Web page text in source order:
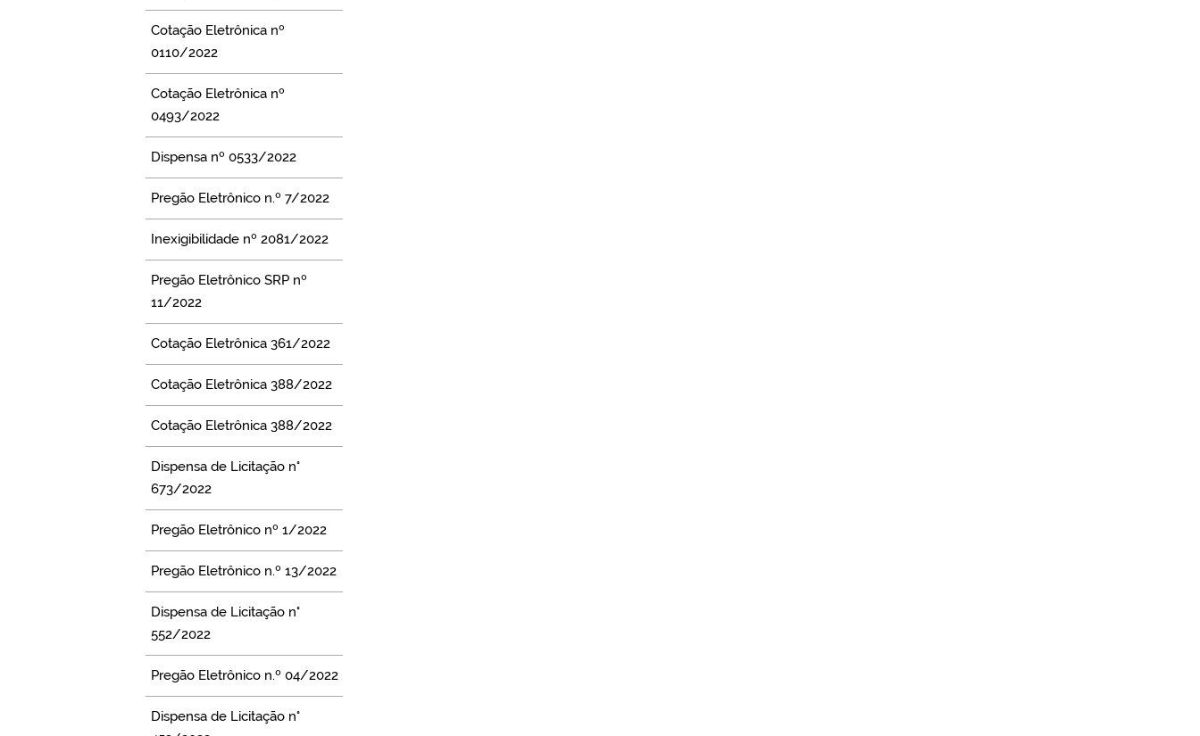
Cotação Eletrônica nº
0110/2022
Cotação Eletrônica nº
0493/2022
Dispensa nº 0533/2022
Pregão Eletrônico n.º 7/2022
Inexigibilidade nº 2081/2022
Pregão Eletrônico SRP nº
11/2022
Cotação Eletrônica 361/2022
Cotação Eletrônica 388/2022
Cotação Eletrônica 388/2022
Dispensa de Licitação n°
673/2022
Pregão Eletrônico nº 1/2022
Pregão Eletrônico n.º 13/2022
Dispensa de Licitação n°
552/2022
Pregão Eletrônico n.º 04/2022
Dispensa de Licitação n°